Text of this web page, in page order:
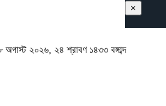
২০২৬, ২৪ শ্রাবণ ১৪৩৩ বঙ্গাব্দ
×